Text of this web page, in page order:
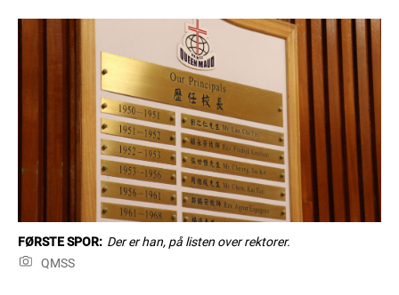
FØRSTE SPOR: Der er han, på listen over rektorer.
QMSS